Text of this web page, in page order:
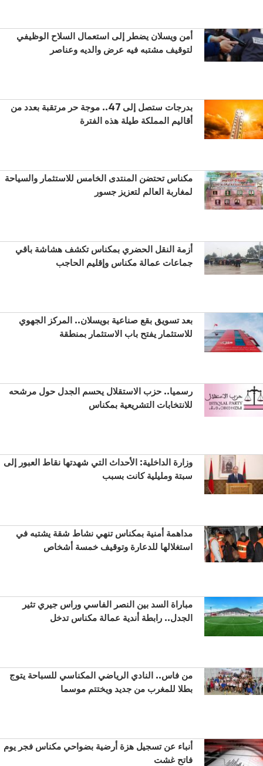
أمن ويسلان يضطر إلى استعمال السلاح الوظيفي
لتوقيف مشتبه فيه عرض والديه وعناصر
بدرجات ستصل إلى 47.. موجة حر مرتقبة بعدد من
أقاليم المملكة طيلة هذه الفترة
مكناس تحتضن المنتدى الخامس للاستثمار والسياحة
لمغاربة العالم لتعزيز جسور
أزمة النقل الحضري بمكناس تكشف هشاشة باقي
جماعات عمالة مكناس وإقليم الحاجب
بعد تسويق بقع صناعية بويسلان.. المركز الجهوي
للاستثمار يفتح باب الاستثمار بمنطقة
رسميا.. حزب الاستقلال يحسم الجدل حول مرشحه
للانتخابات التشريعية بمكناس
وزارة الداخلية: الأحداث التي شهدتها نقاط العبور إلى
سبتة ومليلية كانت بسبب
مداهمة أمنية بمكناس تنهي نشاط شقة يشتبه في
استغلالها للدعارة وتوقيف خمسة أشخاص
مباراة السد بين النصر الفاسي وراس جيري تثير
الجدل.. رابطة أندية عمالة مكناس تدخل
من فاس.. النادي الرياضي المكناسي للسباحة يتوج
بطلا للمغرب من جديد ويختتم موسما
أنباء عن تسجيل هزة أرضية بضواحي مكناس فجر يوم
فاتح غشت